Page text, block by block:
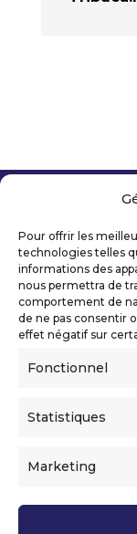
Pour offrir les
technologies telles
informations des
nous permettra de
comportement de
de ne pas consentir
effet négatif sur
Fonctionnel
Statistiques
Marketing
Mentions
Politique de
Déclaration
Ils nous